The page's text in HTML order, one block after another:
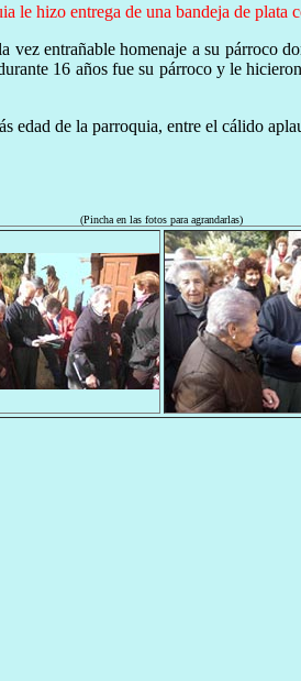
le hizo entrega de una bandeja de plata
entrañable homenaje a su párroco
16 años fue su párroco y le
edad de la parroquia, entre el cálido
(Pincha en las fotos para agrandarlas)